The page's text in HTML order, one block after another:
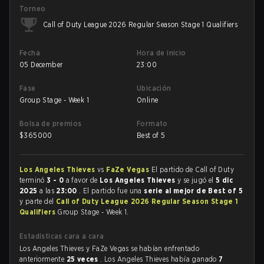
Torneo
Call of Duty League 2026 Regular Season Stage 1 Qualifiers
Fecha
05 December
Hora de inicio
23:00
Fase
Group Stage - Week 1
Ubicación
Online
Bolsa de premios
$365000
Formato
Best of 5
Los Angeles Thieves vs FaZe Vegas El partido de Call of Duty
terminó3 - 0 a favor de Los Angeles Thievesy se jugó el5 dic
2025 a las 23:00 . El partido fue una serie al mejor de Best of 5
y parte del Call of Duty League 2026 Regular Season Stage 1
Qualifiers Group Stage - Week 1.
Estadísticas cara a cara
Los Angeles Thieves y FaZe Vegas se habían enfrentado
anteriormente 25 veces . Los Angeles Thieves había ganado 7